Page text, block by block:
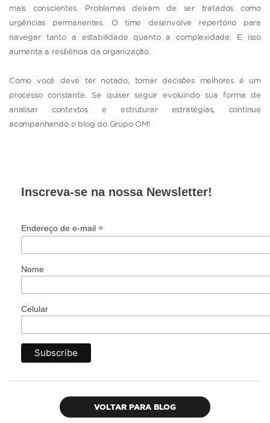
mais conscientes. Problemas deixam de ser tratados como
urgências permanentes. O time desenvolve repertório para
navegar tanto a estabilidade quanto a complexidade. E isso
aumenta a resiliência da organização.
Como você deve ter notado, tomar decisões melhores é um
processo constante. Se quiser seguir evoluindo sua forma de
analisar contextos e estruturar estratégias, continue
acompanhando o blog do Grupo OM!
Inscreva-se na nossa Newsletter!
Endereço de e-mail *
Nome
Celular
VOLTAR PARA BLOG